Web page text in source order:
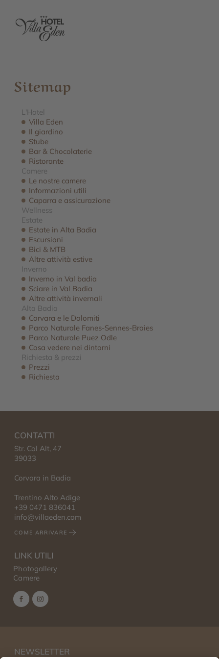
Sitemap
L'Hotel
Villa Eden
Il giardino
Stube
Bar & Chocolaterie
Ristorante
Camere
Le nostre camere
Informazioni utili
Caparra e assicurazione
Wellness
Estate
Estate in Alta Badia
Escursioni
Bici & MTB
Altre attività estive
Inverno
Inverno in Val badia
Sciare in Val Badia
Altre attività invernali
Alta Badia
Corvara e le Dolomiti
Parco Naturale Fanes-Sennes-Braies
Parco Naturale Puez Odle
Cosa vedere nei dintorni
Richiesta & prezzi
Prezzi
Richiesta
CONTATTI
Str. Col Alt, 47
39033
Corvara in Badia
Trentino Alto Adige
+39 0471 836041
info@villaeden.com
COME ARRIVARE
LINK UTILI
Photogallery
Camere
NEWSLETTER